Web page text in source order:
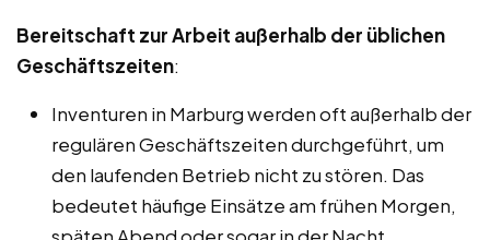
Bereitschaft zur Arbeit außerhalb der üblichen
Geschäftszeiten:
Inventuren in Marburg werden oft außerhalb der
regulären Geschäftszeiten durchgeführt, um
den laufenden Betrieb nicht zu stören. Das
bedeutet häufige Einsätze am frühen Morgen,